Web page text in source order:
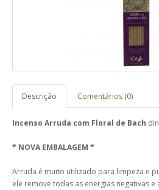
Descrição Comentários (0)
Incenso Arruda com Floral de Bach
* NOVA EMBALAGEM *
Arruda é muito utilizado para limpeza e
ele remove todas as energias negativas